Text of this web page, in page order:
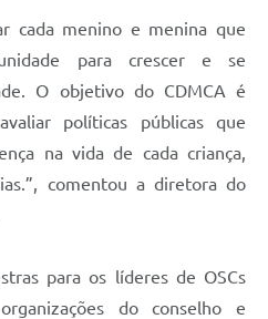
cada menino e menina que
para crescer e se
O objetivo do CDMCA é
políticas públicas que
na vida de cada criança,
comentou a diretora do
para os líderes de OSCs
do conselho e